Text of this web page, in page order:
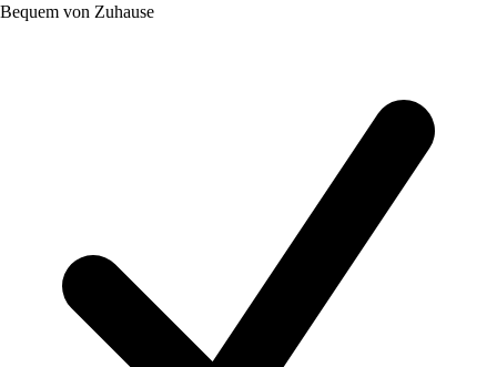
Bequem von Zuhause